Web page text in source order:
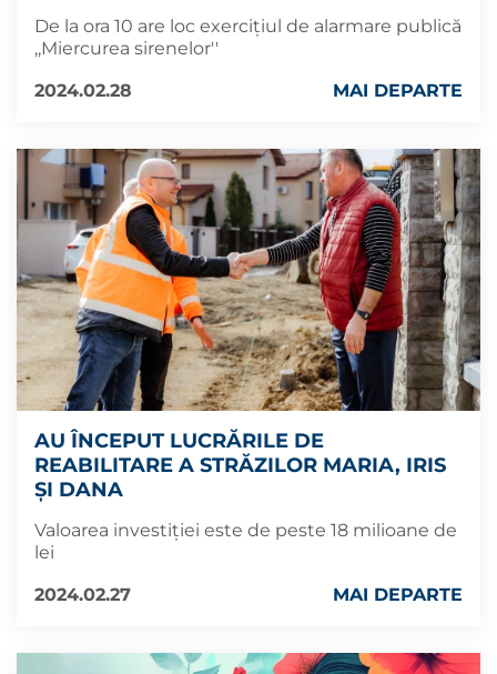
De la ora 10 are loc exercițiul de alarmare publică
,,Miercurea sirenelor''
2024.02.28
MAI DEPARTE
AU ÎNCEPUT LUCRĂRILE DE
REABILITARE A STRĂZILOR MARIA, IRIS
ȘI DANA
Valoarea investiției este de peste 18 milioane de
lei
2024.02.27
MAI DEPARTE